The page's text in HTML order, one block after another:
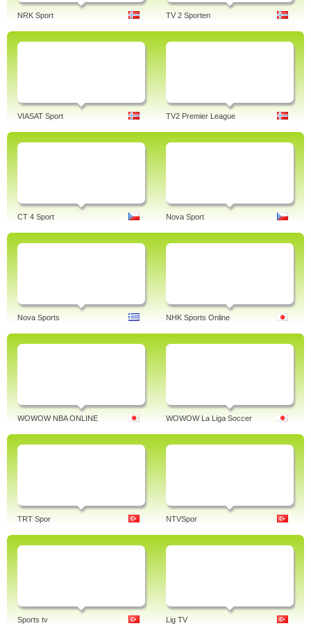
NRK Sport TV 2 Sporten
VIASAT Sport TV2 Premier League
CT 4 Sport Nova Sport
Nova Sports NHK Sports Online
WOWOW NBA ONLINE WOWOW La Liga Soccer
TRT Spor NTVSpor
Sports tv Lig TV